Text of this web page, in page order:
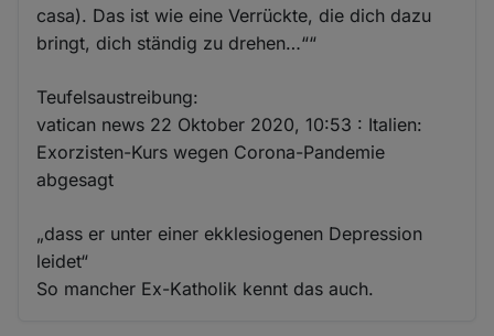
casa). Das ist wie eine Verrückte, die dich dazu
bringt, dich ständig zu drehen…““
Teufelsaustreibung:
vatican news 22 Oktober 2020, 10:53 : Italien:
Exorzisten-Kurs wegen Corona-Pandemie
abgesagt
„dass er unter einer ekklesiogenen Depression
leidet“
So mancher Ex-Katholik kennt das auch.